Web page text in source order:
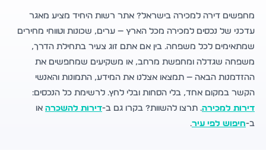
מחפשים דירה למכירה בישראל? אתר רשות היחיד מציע מאגר
עדכני של נכסים למכירה מכל הארץ — ערים, שכונות וטווחי מחירים
שמתאימים לכל משפחה. בין אם אתם זוג צעיר בתחילת הדרך,
משפחה שגדלה ומחפשת מרחב, או משקיעים שמחפשים את
ההזדמנות הבאה — תמצאו אצלנו את המידע, התמונות והאנשי
הקשר במקום אחד, בלי הסחות ובלי לחץ. לרשימת כל הנכסים:
דירות למכירה. תרצו להשוות? בקרו גם ב-דירות להשכרה או
ב-חיפוש לפי עיר.